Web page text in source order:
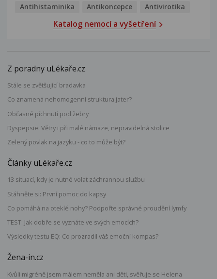
Antihistaminika
Antikoncepce Antivirotika
Katalog nemocí a vyšetření
Z poradny uLékaře.cz
Stále se zvětšující bradavka
Co znamená nehomogenní struktura jater?
Občasné píchnutí pod žebry
Dyspepsie: Větry i při malé námaze, nepravidelná stolice
Zelený povlak na jazyku - co to může být?
Články uLékaře.cz
13 situací, kdy je nutné volat záchrannou službu
Stáhněte si: První pomoc do kapsy
Co pomáhá na oteklé nohy? Podpořte správné proudění lymfy
TEST: Jak dobře se vyznáte ve svých emocích?
Výsledky testu EQ: Co prozradil váš emoční kompas?
Žena-in.cz
Kvůli migréně jsem málem neměla ani děti, svěřuje se Helena